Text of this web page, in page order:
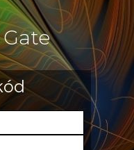
Gate